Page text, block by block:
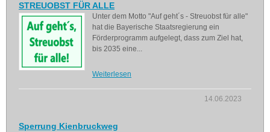
STREUOBST FÜR ALLE
Unter dem Motto "Auf geht´s - Streuobst für alle"
hat die Bayerische Staatsregierung ein
Förderprogramm aufgelegt, dass zum Ziel hat,
bis 2035 eine...
Weiterlesen
14.06.2023
Sperrung Kienbruckweg